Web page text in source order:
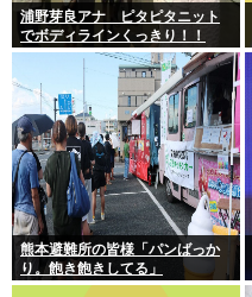
浦野芽良アナ ピタピタニット
でボディラインくっきり！！
熊本避難所の皆様「パンばっか
り。飽き飽きしてる」